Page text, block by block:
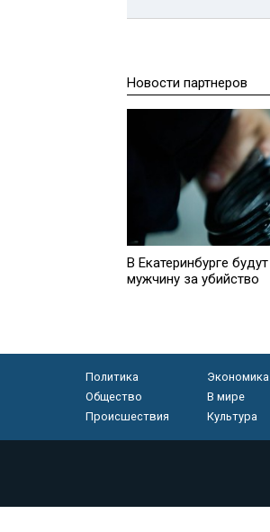
Новости партнеров
В Екатеринбурге
мужчину за убийство
Политика
Экономика
Общество
В мире
Происшествия
Культура
Федеральной службе по надзору в